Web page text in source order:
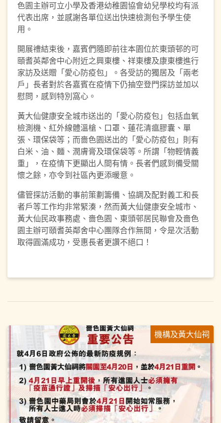
色園主辦可立小學及香港幼稚園協會幼兒學校均有派
代表出席，並感謝各單位送出快速檢測包予學生使
用。
開展禮結束後，嘉賓們隨即前往本園位於東頭邨的可
頤耆英鄰舍中心附近之興東樓、祥東樓及康東樓進行
家訪及送贈「愛心防疫包」。各受訪的獨居及「兩老
戶」長者對於各嘉賓在疫情下仍抽空登門探訪並加以
慰問，感到特別窩心。
黃大仙健康安全城市送出的「愛心防疫包」包括血氧
檢測機、紅外線體溫槍、口罩、蓮花清瘟膠囊、單
張、環保袋等；而嗇色園送出的「愛心防疫包」則有
白米、油、麵、潤膚膏及環保袋等。所謂「物輕情義
重」，在疫情下更顯出人間有情。長者們感到備受關
懷之餘，亦令到社區內更添暖意。
儘管探訪活動的事前策劃籌備、協調及配對義工和長
者戶等工作均非常緊湊，然而黃大仙健康安全城市、
黃大仙民政事務處、嗇色園、東頭邨居民聯會及嗇色
園主辦可頤耆英鄰舍中心團隊合作無間，令是次活動
取得圓滿成功，受惠長者更讚不絕口！
機構及黃大仙祠